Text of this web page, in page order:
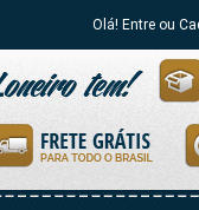
Olá! Entre ou